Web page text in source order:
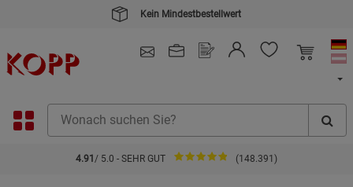
Kein Mindestbestellwert
4.91 / 5.0 - SEHR GUT (148.391)